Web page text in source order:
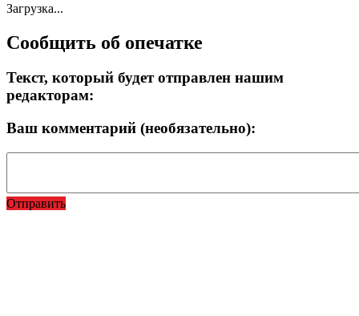
Загрузка...
Сообщить об опечатке
Текст, который будет отправлен нашим
редакторам:
Ваш комментарий (необязательно):
Отправить